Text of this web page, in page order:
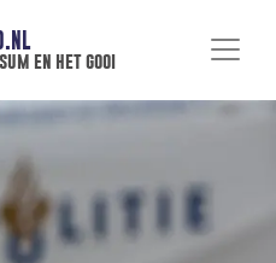
en het gooi